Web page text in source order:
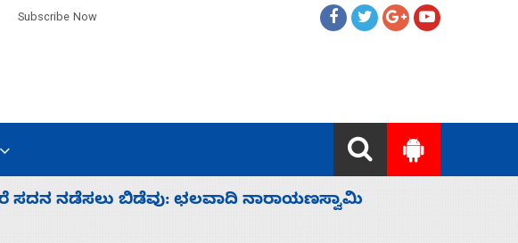
Subscribe Now
ಮತ್ತು ಹೈಕಮಾಂಡ್ ರಾಜಕಾರಣಕ್ಕೆ: ವಿಜಯೇಂದ್ರ